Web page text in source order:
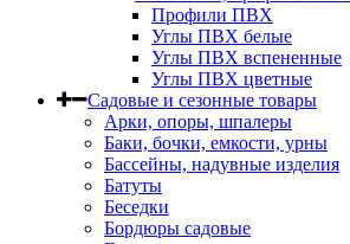
Профили ПВХ
Углы ПВХ белые
Углы ПВХ вспененные
Углы ПВХ цветные
Садовые и сезонные товары
Арки, опоры, шпалеры
Баки, бочки, емкости, урны
Бассейны, надувные изделия
Батуты
Беседки
Бордюры садовые